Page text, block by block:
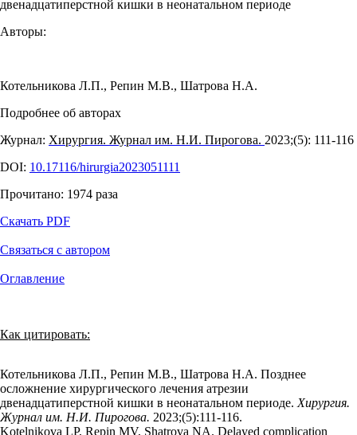
двенадцатиперстной кишки в неонатальном периоде
Авторы:
Котельникова Л.П., Репин М.В., Шатрова Н.А.
Подробнее об авторах
Журнал: Хирургия. Журнал им. Н.И. Пирогова. 2023;(5): 111‑116
DOI: 10.17116/hirurgia2023051111
Прочитано: 1974 раза
Скачать PDF
Связаться с автором
Оглавление
Как цитировать:
Котельникова Л.П., Репин М.В., Шатрова Н.А. Позднее
осложнение хирургического лечения атрезии
двенадцатиперстной кишки в неонатальном периоде. Хирургия.
Журнал им. Н.И. Пирогова. 2023;(5):111‑116.
Kotelnikova LP, Repin MV, Shatrova NA. Delayed complication